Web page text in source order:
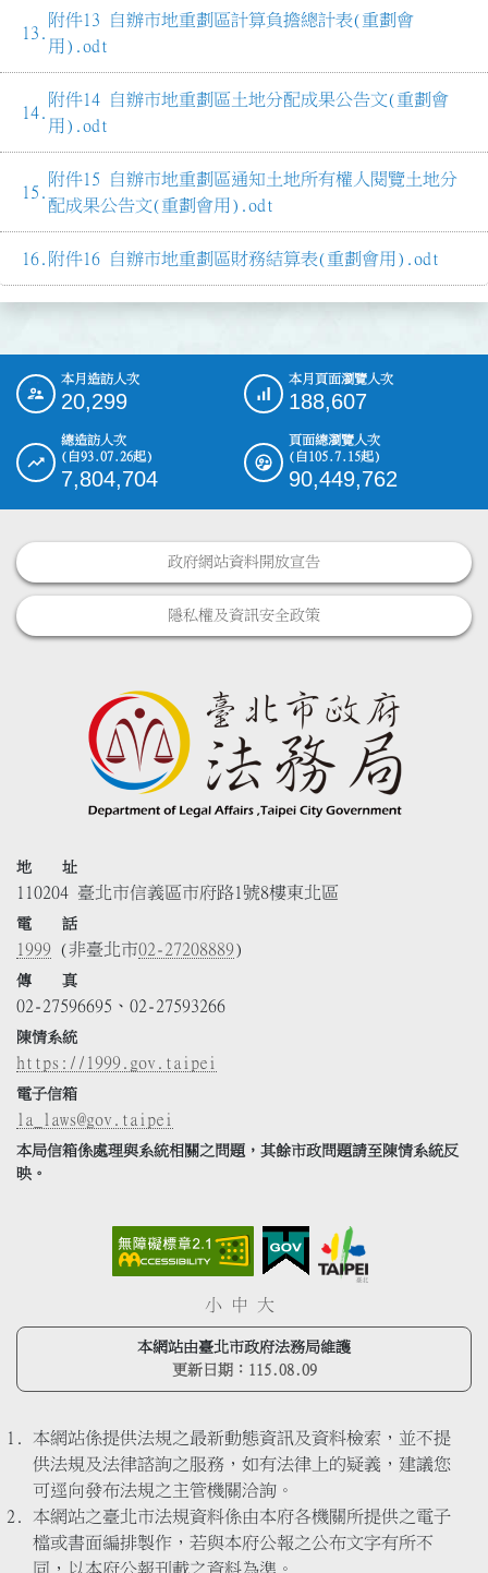
附件13 自辦市地重劃區計算負擔總計表(重劃會
用).odt
附件14 自辦市地重劃區土地分配成果公告文(重劃會
用).odt
附件15 自辦市地重劃區通知土地所有權人閱覽土地分
配成果公告文(重劃會用).odt
附件16 自辦市地重劃區財務結算表(重劃會用).odt
::: 本月造訪人次
20,299
本月頁面瀏覽人次
188,607
總造訪人次
(自93.07.26起)
7,804,704
頁面總瀏覽人次
(自105.7.15起)
90,449,762
政府網站資料開放宣告
隱私權及資訊安全政策
地 址
110204 臺北市信義區市府路1號8樓東北區
電 話
1999 (非臺北市02-27208889)
傳 真
02-27596695、02-27593266
陳情系統
https://1999.gov.taipei
電子信箱
la_laws@gov.taipei
本局信箱係處理與系統相關之問題，其餘市政問題請至陳情系統反
映。
小 中 大
本網站由臺北市政府法務局維護
更新日期： 115.08.09
本網站係提供法規之最新動態資訊及資料檢索，並不提
供法規及法律諮詢之服務，如有法律上的疑義，建議您
可逕向發布法規之主管機關洽詢。
本網站之臺北市法規資料係由本府各機關所提供之電子
檔或書面編排製作，若與本府公報之公布文字有所不
同，以本府公報刊載之資料為準。